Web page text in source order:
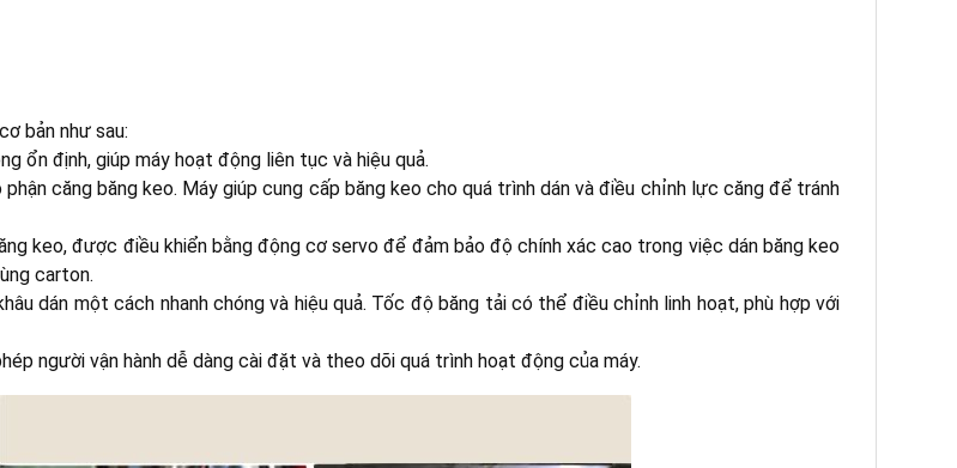
bản như sau:
ổn định, giúp máy hoạt động liên tục và hiệu quả.
căng băng keo. Máy giúp cung cấp băng keo cho quá trình dán và điều chỉnh lực căng để tránh
keo, được điều khiển bằng động cơ servo để đảm bảo độ chính xác cao trong việc dán băng keo
carton.
dán một cách nhanh chóng và hiệu quả. Tốc độ băng tải có thể điều chỉnh linh hoạt, phù hợp với
người vận hành dễ dàng cài đặt và theo dõi quá trình hoạt động của máy.